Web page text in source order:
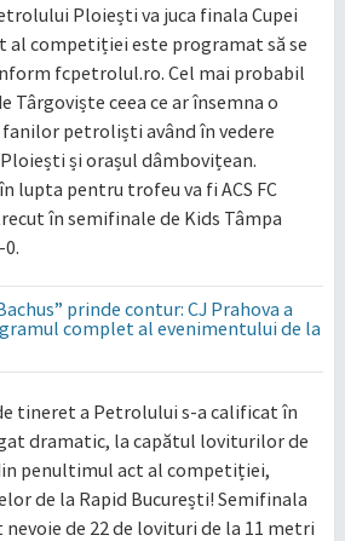
Ploiești va juca finala Cupei
al competiției este programat să se
fcpetrolul.ro. Cel mai probabil
Târgoviște ceea ce ar însemna o
petroliști având în vedere
și orașul dâmbovițean.
lupta pentru trofeu va fi ACS FC
în semifinale de Kids Tâmpa
prinde contur: CJ Prahova a
complet al evenimentului de la
tineret a Petrolului s-a calificat în
dramatic, la capătul loviturilor de
penultimul act al competiției,
de la Rapid București! Semifinala
de 22 de lovituri de la 11 metri